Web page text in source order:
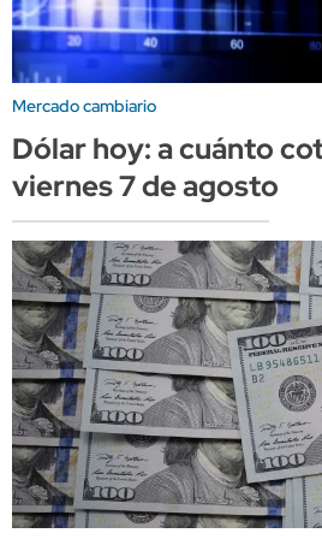
Mercado cambiario
Dólar hoy: a cuánto
viernes 7 de agosto